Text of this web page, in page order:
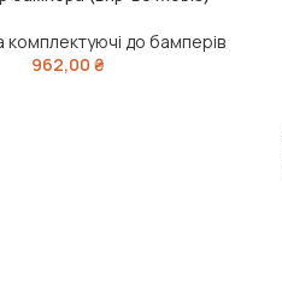
комплектуючі до бамперів
962,00 ₴